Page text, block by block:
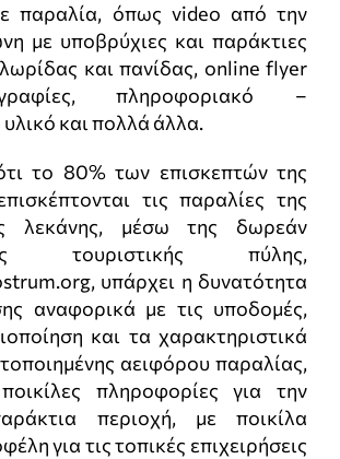
παραλία, όπως video από την
με υποβρύχιες και παράκτιες
και πανίδας, online flyer
πληροφοριακό –
και πολλά άλλα.
το 80% των επισκεπτών της
τις παραλίες της
λεκάνης, μέσω της δωρεάν
τουριστικής πύλης,
υπάρχει η δυνατότητα
αναφορικά με τις υποδομές,
και τα χαρακτηριστικά
αειφόρου παραλίας,
πληροφορίες για την
περιοχή, με ποικίλα
για τις τοπικές επιχειρήσεις